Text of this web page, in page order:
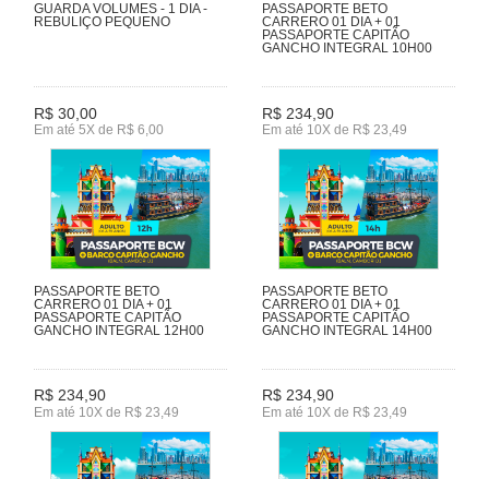
GUARDA VOLUMES - 1 DIA -
REBULIÇO PEQUENO
R$ 30,00
Em até 5X de R$ 6,00
PASSAPORTE BETO
CARRERO 01 DIA + 01
PASSAPORTE CAPITÃO
GANCHO INTEGRAL 10H00
R$ 234,90
Em até 10X de R$ 23,49
PASSAPORTE BETO
CARRERO 01 DIA + 01
PASSAPORTE CAPITÃO
GANCHO INTEGRAL 12H00
R$ 234,90
Em até 10X de R$ 23,49
PASSAPORTE BETO
CARRERO 01 DIA + 01
PASSAPORTE CAPITÃO
GANCHO INTEGRAL 14H00
R$ 234,90
Em até 10X de R$ 23,49